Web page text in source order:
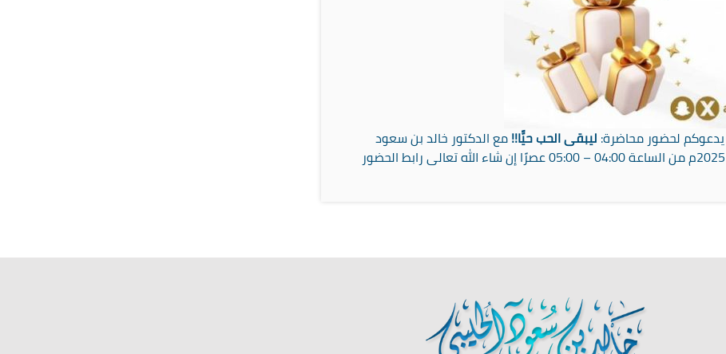
يدعوكم لحضور محاضرة: ليبقى الحب حيًّا!!مع الدكتور خالد بن سعود